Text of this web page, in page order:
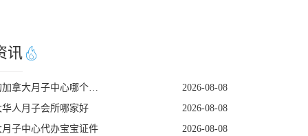
讯
实惠的加拿大月子中心哪个靠谱
2026-08-08
人月子会所哪家好
2026-08-08
子中心代办宝宝证件
2026-08-08